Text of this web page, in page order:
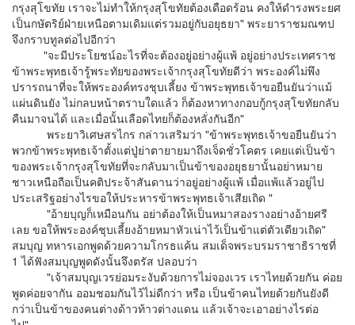
กรุงสุโขทัย เราจะไม่ทำให้กรุงสุโขทัยต้องเดือดร้อน คงให้ดำรงพระยศ
เป็นกษัตริย์ฝ่ายเหนือตามเดิมแต่รวมอยู่กับอยุธยา" พระยาราชมณฑป
จึงกราบทูลต่อไปอีกว่า
"จะมีประโยชน์อะไรที่จะต้องอยู่อย่างผู้แพ้ อยู่อย่างประเทศราช
ข้าพระพุทธเจ้ารู้พระทัยของพระเจ้ากรุงสุโขทัยดีว่า พระองค์ไม่พึง
ปรารถนาที่จะให้พระองค์ทรงชุบเลี้ยง ข้าพระพุทธเจ้าขอยืนยันว่าแม้
แผ่นดินยัง ไม่กลบหน้าตราบใดแล้ว ก็ต้องหาทางกอบกู้กรุงสุโขทัยกลับ
คืนมาจนได้ และเมื่อนั้นเลือดไทยก็ต้องหลั่งกันอีก"
พระยาวิเศษสรไกร กล่าวเสริมว่า "ข้าพระพุทธเจ้าขอยืนยันว่า
พวกข้าพระพุทธเจ้าตั้งแต่ปู่ย่าตายายมาถึงเจ็ดชั่วโคตร เคยแต่เป็นข้า
ของพระเจ้ากรุงสุโขทัยที่จะกลับมาเป็นข้าของอยุธยานั้นอย่าหมาย
ชาวเหนือถือเป็นคติประจ้าสันดานว่าอยู่อย่างผู้แพ้ เมื่อแพ้แล้วอยู่ไป
ประเสริฐอย่างไรขอให้ประหารข้าพระพุทธเจ้าเสียเถิด "
"อ้ายบุญก็เหมือนกัน อย่าต้องให้เป็นหมาสองรางอย่างอ้ายศรี
เลย ขอให้พระองค์ชุบเลี้ยงอ้ายหมาหัวเน่าไว้เป็นข้าแต่ตัวเดียวเถิด"
สมบุญ ทหารเอกพูดด้วยความโกรธแค้น สมเด็จพระบรมราชาธิราชที่
1 ได้ฟังสมบุญพูดดังนั้นจึงตรัส ปลอบว่า
"เจ้าสมบุญเวรย่อมระงับด้วยการไม่จองเวร เราไทยด้วยกัน ค่อย
พูดค่อยจากัน ออมชอมกันไว้ไม่ดีกว่า หรือ เป็นข้าคนไทยด้วยกันยังดี
กว่าเป็นข้าของคนต่างด้าวท้าวต่างแดน แล้วเจ้าจะเอาอย่างไรต่อ